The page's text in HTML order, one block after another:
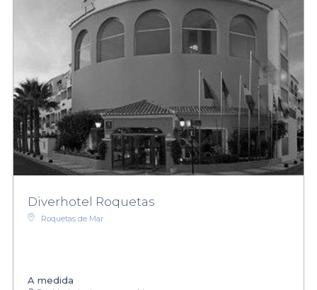
Diverhotel Roquetas
Roquetas de Mar
A medida